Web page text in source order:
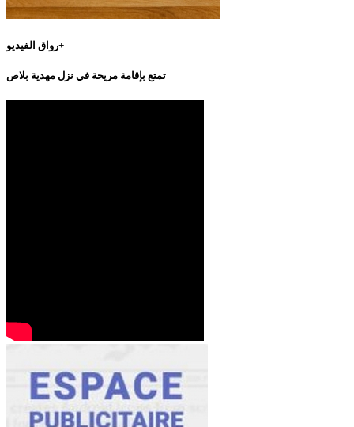
رواق الفيديو+
تمتع بإقامة مريحة في نزل مهدية بلاص